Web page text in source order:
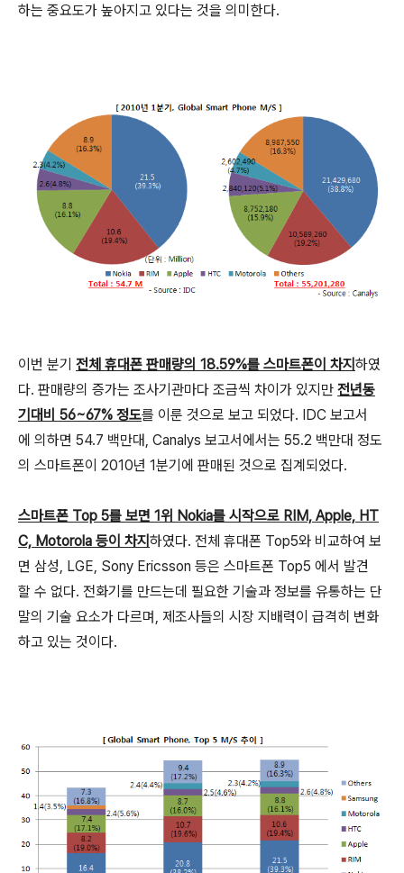
하는 중요도가 높아지고 있다는 것을 의미한다.
이번 분기 전체 휴대폰 판매량의 18.59%를 스마트폰이 차지 하였
다. 판매량의 증가는 조사기관마다 조금씩 차이가 있지만 전년동
기대비 56~67% 정도를 이룬 것으로 보고 되었다. IDC 보고서
에 의하면 54.7 백만대, Canalys 보고서에서는 55.2 백만대 정도
의 스마트폰이 2010년 1분기에 판매된 것으로 집계되었다.
스마트폰 Top 5를 보면 1위 Nokia를 시작으로 RIM, Apple, HT
C, Motorola 등이 차지 하였다. 전체 휴대폰 Top5와 비교하여 보
면 삼성, LGE, Sony Ericsson 등은 스마트폰 Top5 에서 발견
할 수 없다. 전화기를 만드는데 필요한 기술과 정보를 유통하는 단
말의 기술 요소가 다르며, 제조사들의 시장 지배력이 급격히 변화
하고 있는 것이다.